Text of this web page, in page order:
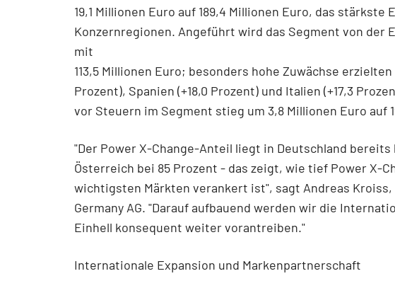
19,1 Millionen Euro auf 189,4 Millionen Euro, das stärkste
Konzernregionen. Angeführt wird das Segment von der
mit
113,5 Millionen Euro; besonders hohe Zuwächse erzielten
Prozent), Spanien (+18,0 Prozent) und Italien (+17,3
vor Steuern im Segment stieg um 3,8 Millionen Euro auf
"Der Power X-Change-Anteil liegt in Deutschland bereits
Österreich bei 85 Prozent - das zeigt, wie tief Power X-
wichtigsten Märkten verankert ist", sagt Andreas Kroiss,
Germany AG. "Darauf aufbauend werden wir die
Einhell konsequent weiter vorantreiben."
Internationale Expansion und Markenpartnerschaft